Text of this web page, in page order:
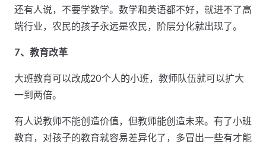
还有人说，不要学数学。数学和英语都不好，就进不了高
端行业，农民的孩子永远是农民，阶层分化就出现了。
7、教育改革
大班教育可以改成20个人的小班，教师队伍就可以扩大
一到两倍。
有人说教师不能创造价值，但教师能创造未来。有了小班
教育，对孩子的教育就容易差异化了，多冒出一些有才能